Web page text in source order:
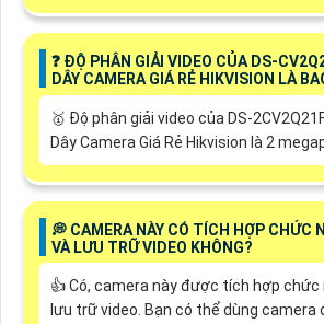
️❓ ĐỘ PHÂN GIẢI VIDEO CỦA DS-
DÂY CAMERA GIÁ RẺ HIKVISION LÀ
🥇 Độ phân giải video của DS-
Dây Camera Giá Rẻ Hikvision là 2
️💭 CAMERA NÀY CÓ TÍCH HỢP CHỨC
VÀ LƯU TRỮ VIDEO KHÔNG?
👍 Có, camera này được tích hợp chức
lưu trữ video. Bạn có thể dùng camera